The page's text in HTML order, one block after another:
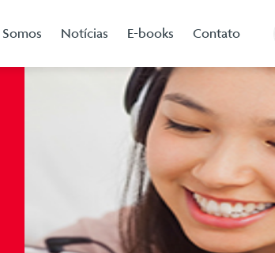
Notícias E-books Contato